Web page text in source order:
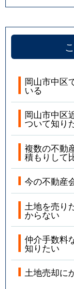
岡山市中区
いる
岡山市中区
ついて知り
複数の不動
積もりして
今の不動産
土地を売り
からない
仲介手数料
知りたい
土地売却に